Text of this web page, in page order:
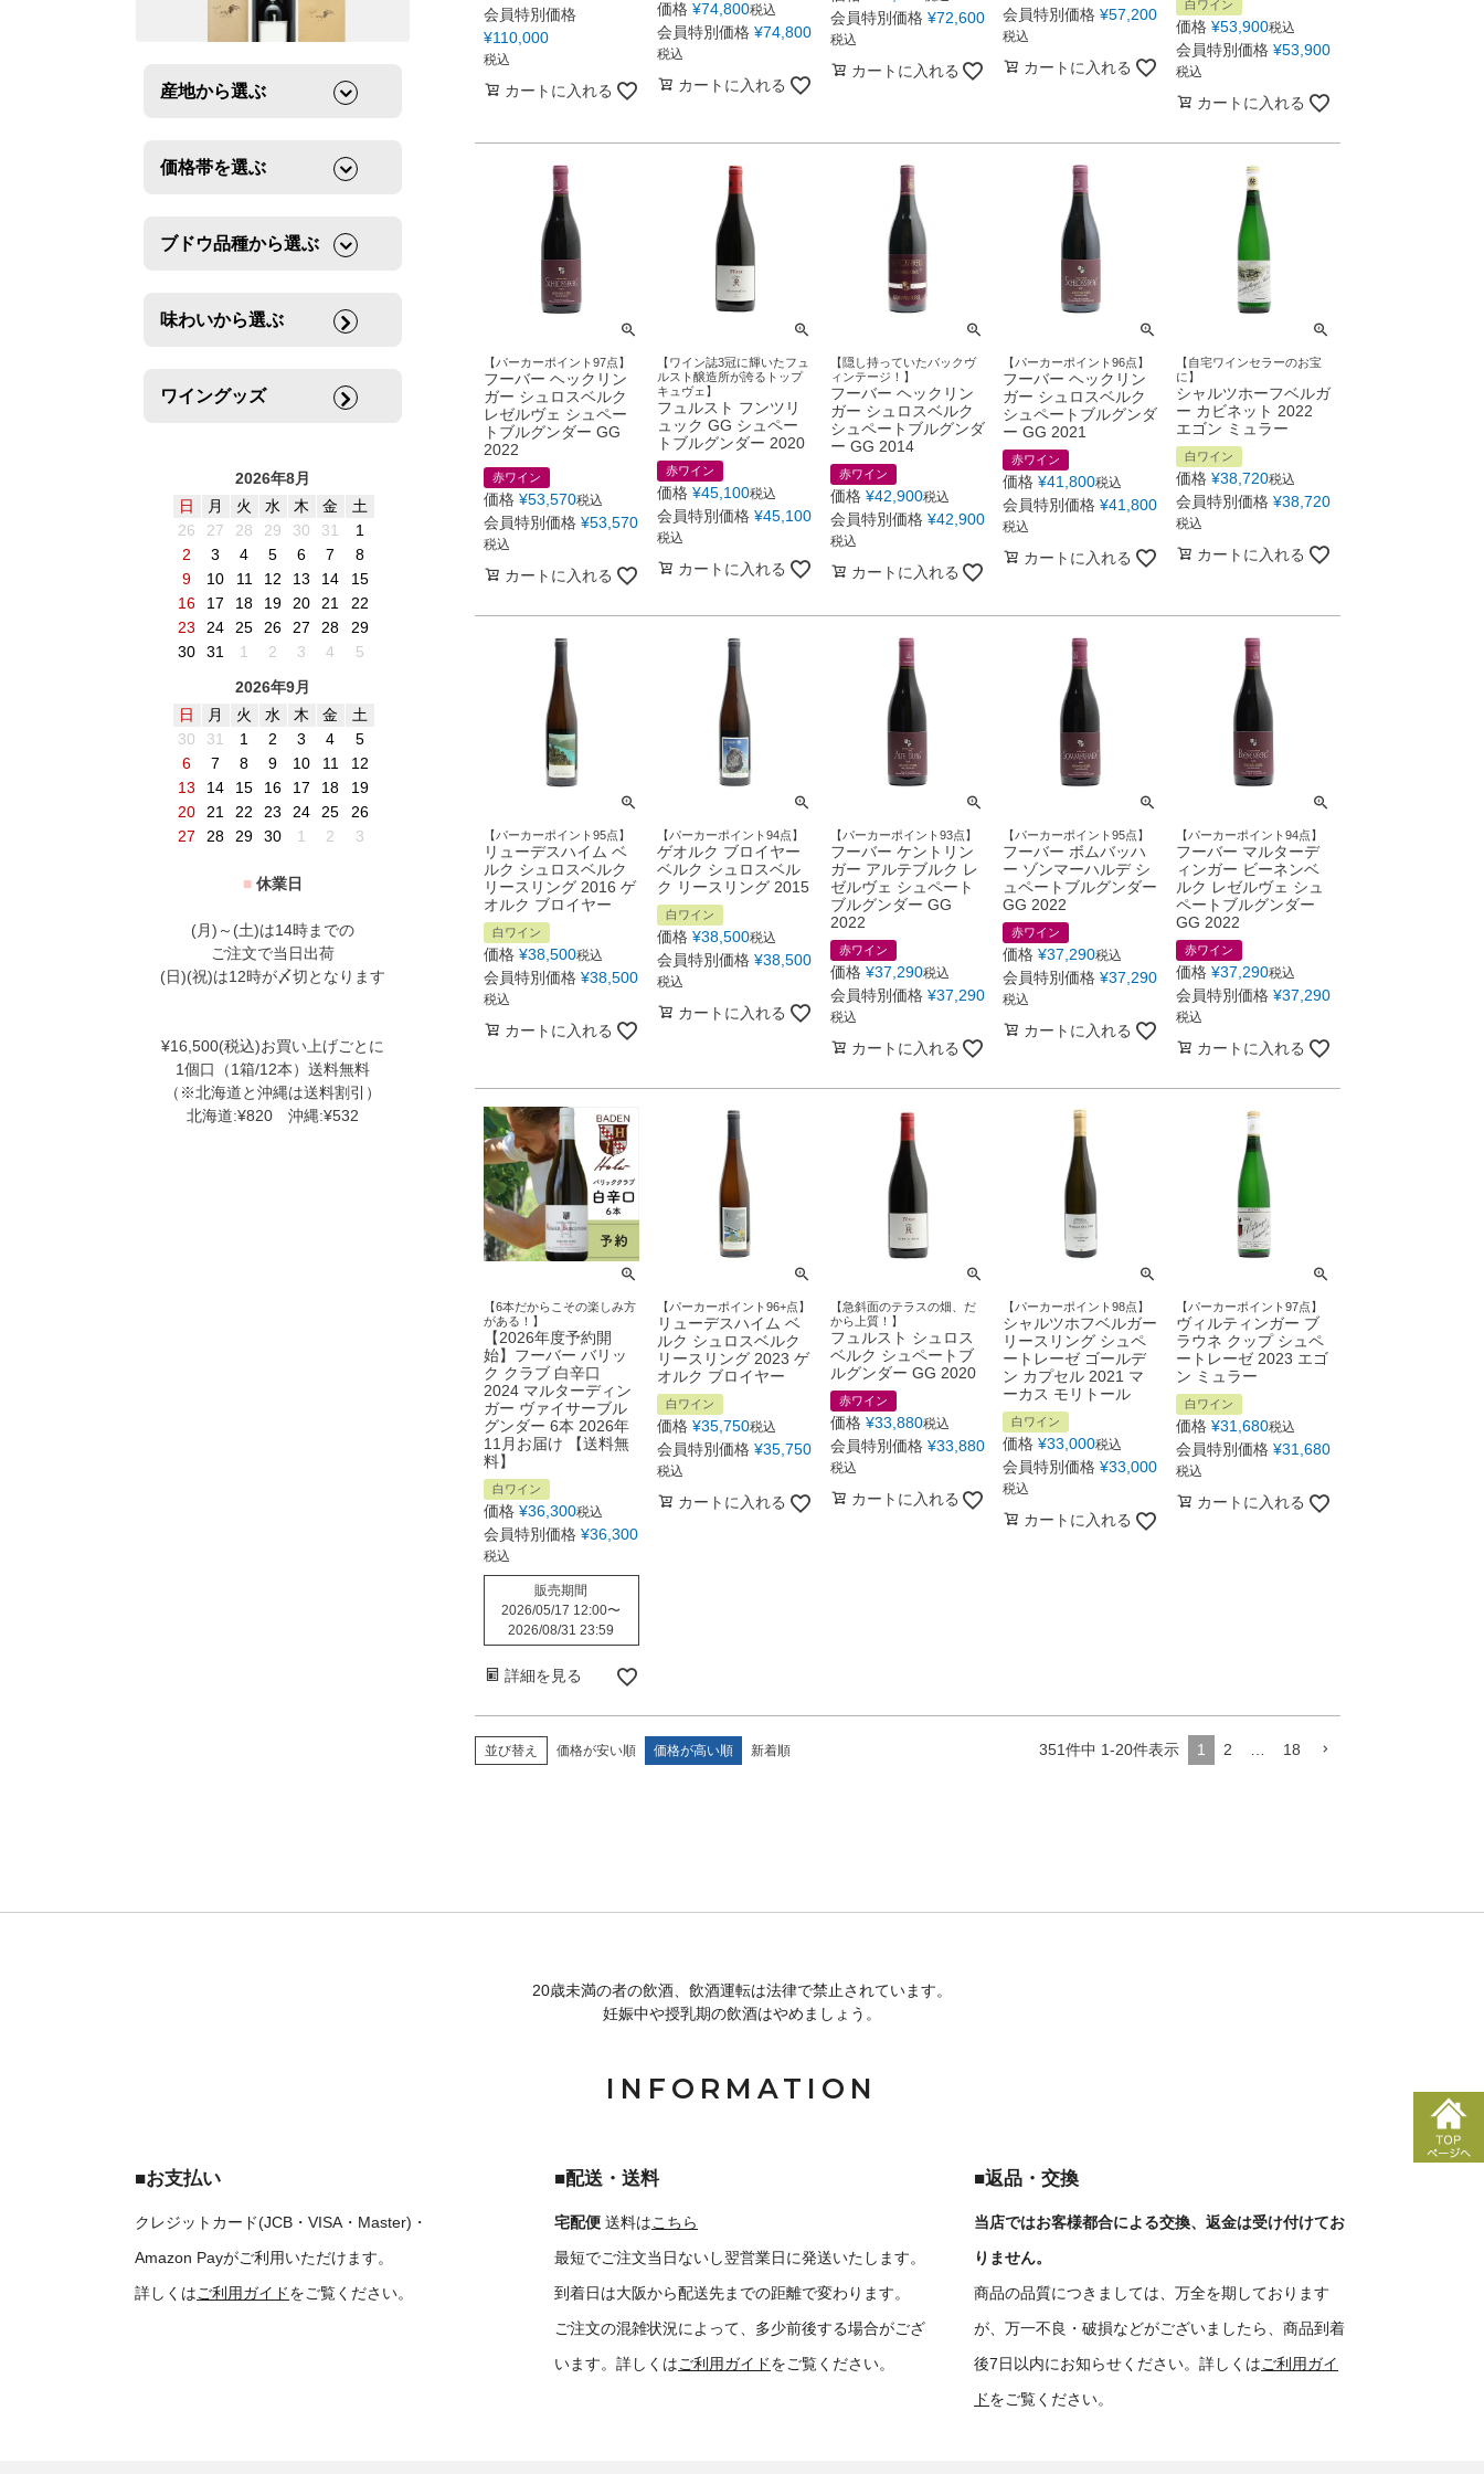
産地から選ぶ
価格帯を選ぶ
ブドウ品種から選ぶ
味わいから選ぶ
ワイングッズ
2026年8月
日
月 火 水 木 金
土
26
27 28 29 30 31
1
2
3 4 5 6 7
8
9
10 11 12 13 14
15
16
17 18 19 20 21
22
23
24 25 26 27 28
29
30
31 1 2 3 4
5
2026年9月
日
月 火 水 木 金
土
30
31 1 2 3 4
5
6
7 8 9 10 11
12
13
14 15 16 17 18
19
20
21 22 23 24 25
26
27
28 29 30 1 2 3
■ 休業日
(月)～(土)は14時までの
ご注文で当日出荷
(日)(祝)は12時が〆切となります
¥16,500(税込)お買い上げごとに
1個口（1箱/12本）送料無料
（※北海道と沖縄は送料割引）
北海道:¥820 沖縄:¥532
会員特別価格
¥110,000
税込
カートに入れる
価格 ¥74,800税込
会員特別価格 ¥74,800
税込
カートに入れる
会員特別価格 ¥72,600
税込
カートに入れる
会員特別価格 ¥57,200
税込
カートに入れる
白ワイン
価格 ¥53,900税込
会員特別価格 ¥53,900
税込
カートに入れる
【パーカーポイント97点】
フーバー ヘックリン
ガー シュロスベルク
レゼルヴェ シュペー
トブルグンダー GG
2022
赤ワイン
価格 ¥53,570税込
会員特別価格 ¥53,570
税込
カートに入れる
【ワイン誌3冠に輝いたフュ
ルスト醸造所が誇るトップ
キュヴェ】
フュルスト フンツリ
ュック GG シュペー
トブルグンダー 2020
赤ワイン
価格 ¥45,100税込
会員特別価格 ¥45,100
税込
カートに入れる
【隠し持っていたバックヴ
ィンテージ！】
フーバー ヘックリン
ガー シュロスベルク
シュペートブルグンダ
ー GG 2014
赤ワイン
価格 ¥42,900税込
会員特別価格 ¥42,900
税込
カートに入れる
【パーカーポイント96点】
フーバー ヘックリン
ガー シュロスベルク
シュペートブルグンダ
ー GG 2021
赤ワイン
価格 ¥41,800税込
会員特別価格 ¥41,800
税込
カートに入れる
【自宅ワインセラーのお宝
に】
シャルツホーフベルガ
ー カビネット 2022
エゴン ミュラー
白ワイン
価格 ¥38,720税込
会員特別価格 ¥38,720
税込
カートに入れる
【パーカーポイント95点】
リューデスハイム ベ
ルク シュロスベルク
リースリング 2016 ゲ
オルク ブロイヤー
白ワイン
価格 ¥38,500税込
会員特別価格 ¥38,500
税込
カートに入れる
【パーカーポイント94点】
ゲオルク ブロイヤー
ベルク シュロスベル
ク リースリング 2015
白ワイン
価格 ¥38,500税込
会員特別価格 ¥38,500
税込
カートに入れる
【パーカーポイント93点】
フーバー ケントリン
ガー アルテブルク レ
ゼルヴェ シュペート
ブルグンダー GG
2022
赤ワイン
価格 ¥37,290税込
会員特別価格 ¥37,290
税込
カートに入れる
【パーカーポイント95点】
フーバー ボムバッハ
ー ゾンマーハルデ シ
ュペートブルグンダー
GG 2022
赤ワイン
価格 ¥37,290税込
会員特別価格 ¥37,290
税込
カートに入れる
【パーカーポイント94点】
フーバー マルターデ
ィンガー ビーネンベ
ルク レゼルヴェ シュ
ペートブルグンダー
GG 2022
赤ワイン
価格 ¥37,290税込
会員特別価格 ¥37,290
税込
カートに入れる
【6本だからこその楽しみ方
がある！】
【2026年度予約開
始】フーバー バリッ
ク クラブ 白辛口
2024 マルターディン
ガー ヴァイサーブル
グンダー 6本 2026年
11月お届け 【送料無
料】
白ワイン
価格 ¥36,300税込
会員特別価格 ¥36,300
税込
販売期間
2026/05/17 12:00〜
2026/08/31 23:59
詳細を見る
【パーカーポイント96+点】
リューデスハイム ベ
ルク シュロスベルク
リースリング 2023 ゲ
オルク ブロイヤー
白ワイン
価格 ¥35,750税込
会員特別価格 ¥35,750
税込
カートに入れる
【急斜面のテラスの畑、だ
から上質！】
フュルスト シュロス
ベルク シュペートブ
ルグンダー GG 2020
赤ワイン
価格 ¥33,880税込
会員特別価格 ¥33,880
税込
カートに入れる
【パーカーポイント98点】
シャルツホフベルガー
リースリング シュペ
ートレーゼ ゴールデ
ン カプセル 2021 マ
ーカス モリトール
白ワイン
価格 ¥33,000税込
会員特別価格 ¥33,000
税込
カートに入れる
【パーカーポイント97点】
ヴィルティンガー ブ
ラウネ クップ シュペ
ートレーゼ 2023 エゴ
ン ミュラー
白ワイン
価格 ¥31,680税込
会員特別価格 ¥31,680
税込
カートに入れる
並び替え 価格が安い順 価格が高い順 新着順 351件中 1-20件表示 1 2 … 18
20歳未満の者の飲酒、飲酒運転は法律で禁止されています。
妊娠中や授乳期の飲酒はやめましょう。
INFORMATION
■お支払い
クレジットカード(JCB・VISA・Master)・
Amazon Payがご利用いただけます。
詳しくはご利用ガイドをご覧ください。
■配送・送料
宅配便 送料はこちら
最短でご注文当日ないし翌営業日に発送いたします。
到着日は大阪から配送先までの距離で変わります。
ご注文の混雑状況によって、多少前後する場合がござ
います。詳しくはご利用ガイドをご覧ください。
■返品・交換
当店ではお客様都合による交換、返金は受け付けてお
りません。
商品の品質につきましては、万全を期しております
が、万一不良・破損などがございましたら、商品到着
後7日以内にお知らせください。詳しくはご利用ガイ
ドをご覧ください。